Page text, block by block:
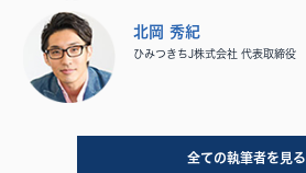
北岡 秀紀
ひみつきちJ株式会社 代表取締役
全ての執筆者を見る